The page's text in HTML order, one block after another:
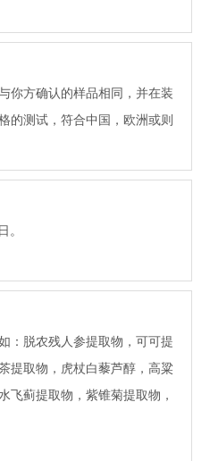
你方确认的样品相同，并在装
的测试，符合中国，欧洲或则
。
：脱农残人参提取物，可可提
提取物，虎杖白藜芦醇，高粱
飞蓟提取物，紫锥菊提取物，